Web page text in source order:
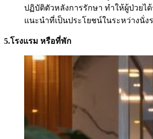
ปฏิบัติตัวหลังการรักษา ทำให้ผู้ป่วยไ
แนะนำที่เป็นประโยชน์ในระหว่างนั่ง
5.โรงแรม หรือที่พัก